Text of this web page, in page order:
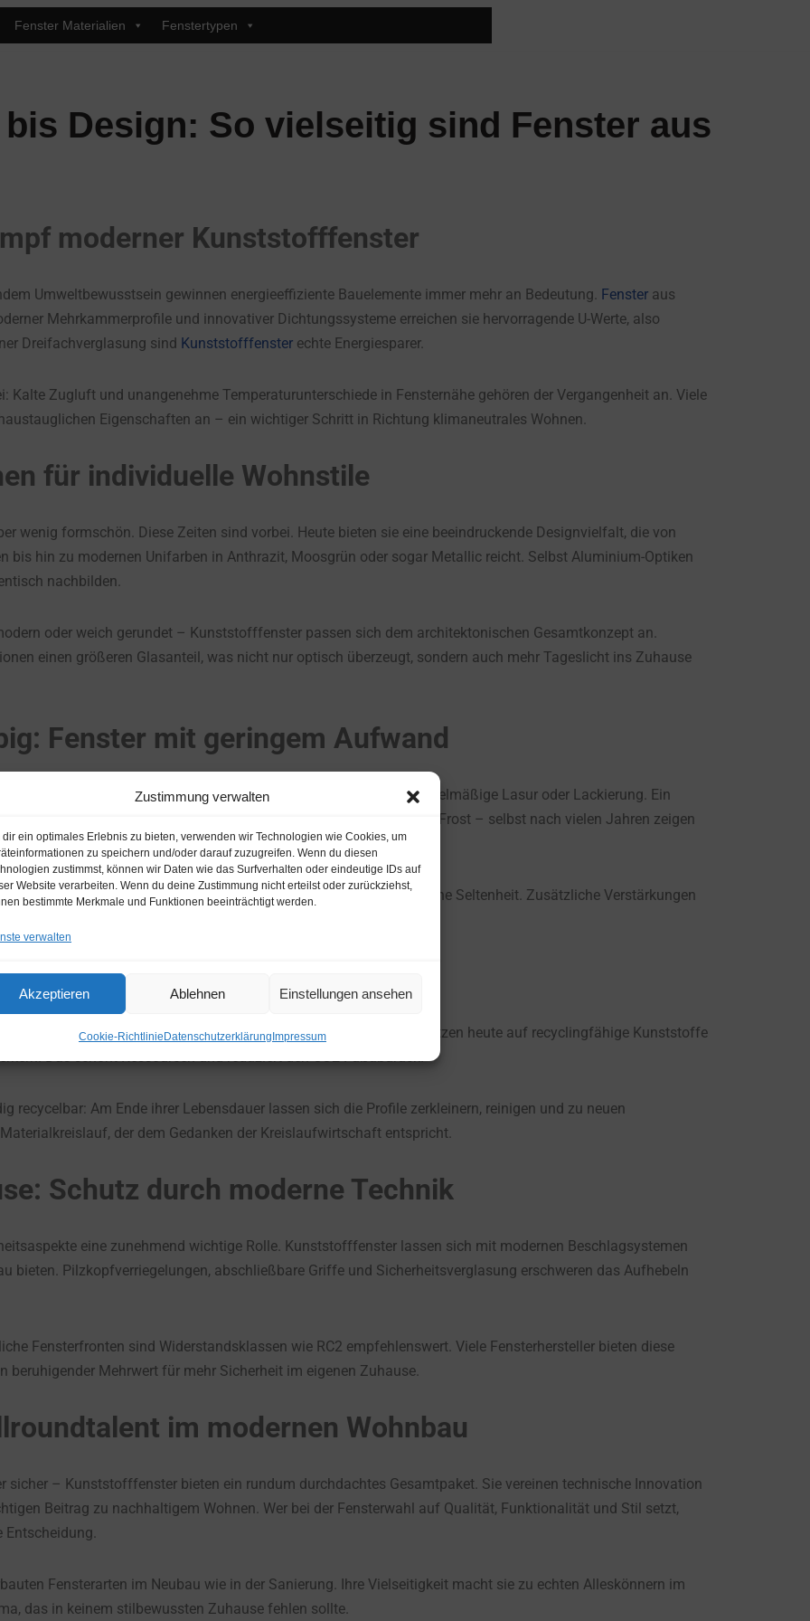
Zustimmung verwalten
dir ein optimales Erlebnis zu bieten, verwenden wir Technologien wie Cookies, um
zu speichern und/oder darauf zuzugreifen. Wenn du diesen
zustimmst, können wir Daten wie das Surfverhalten oder eindeutige IDs auf
Website verarbeiten. Wenn du deine Zustimmung nicht erteilst oder zurückziehst,
bestimmte Merkmale und Funktionen beeinträchtigt werden.
verwalten
Akzeptieren Ablehnen Einstellungen ansehen
Cookie-Richtlinie Datenschutzerklärung Impressum
Fenster Materialien Fenstertypen
Design: So vielseitig sind Fenster aus
moderner Kunststofffenster
Umweltbewusstsein gewinnen energieeffiziente Bauelemente immer mehr an Bedeutung. Fenster aus
Mehrkammerprofile und innovativer Dichtungssysteme erreichen sie hervorragende U-Werte, also
Dreifachverglasung sind Kunststofffenster echte Energiesparer.
Kalte Zugluft und unangenehme Temperaturunterschiede in Fensternähe gehören der Vergangenheit an. Viele
Eigenschaften an – ein wichtiger Schritt in Richtung klimaneutrales Wohnen.
für individuelle Wohnstile
wenig formschön. Diese Zeiten sind vorbei. Heute bieten sie eine beeindruckende Designvielfalt, die von
bis hin zu modernen Unifarben in Anthrazit, Moosgrün oder sogar Metallic reicht. Selbst Aluminium-Optiken
nachbilden.
oder weich gerundet – Kunststofffenster passen sich dem architektonischen Gesamtkonzept an.
einen größeren Glasanteil, was nicht nur optisch überzeugt, sondern auch mehr Tageslicht ins Zuhause
Fenster mit geringem Aufwand
Pflegeleichtigkeit. Anders alsHolzfenster
benötigen sie keine regelmäßige Lasur oder Lackierung. Ein
Die witterungsbeständigen Oberflächen trotzen Sonne, Regen und Frost – selbst nach vielen Jahren zeigen
Kunststofffenster: Eine Lebensdauer von 30 bis 40 Jahren ist keine Seltenheit. Zusätzliche Verstärkungen
Stabilität und Sicherheit.
im Fokus
sondern punkten auch ökologisch. Viele Hersteller setzen heute auf recyclingfähige Kunststoffe
Das schont Ressourcen und reduziert den CO2-Fußabdruck.
Am Ende ihrer Lebensdauer lassen sich die Profile zerkleinern, reinigen und zu neuen
der dem Gedanken der Kreislaufwirtschaft entspricht.
Schutz durch moderne Technik
eine zunehmend wichtige Rolle. Kunststofffenster lassen sich mit modernen Beschlagsystemen
bieten. Pilzkopfverriegelungen, abschließbare Griffe und Sicherheitsverglasung erschweren das Aufhebeln
Fensterfronten sind Widerstandsklassen wie RC2 empfehlenswert. Viele Fensterhersteller bieten diese
Mehrwert für mehr Sicherheit im eigenen Zuhause.
im modernen Wohnbau
sicher – Kunststofffenster bieten ein rundum durchdachtes Gesamtpaket. Sie vereinen technische Innovation
Beitrag zu nachhaltigem Wohnen. Wer bei der Fensterwahl auf Qualität, Funktionalität und Stil setzt,
Fensterarten im Neubau wie in der Sanierung. Ihre Vielseitigkeit macht sie zu echten Alleskönnern im
das in keinem stilbewussten Zuhause fehlen sollte.